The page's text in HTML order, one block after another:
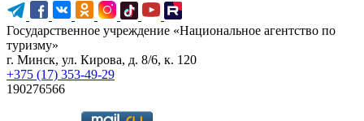
Государственное учреждение «Национальное агентство по
туризму»
г. Минск, ул. Кирова, д. 8/6, к. 120
+375 (17) 353-49-29
190276566